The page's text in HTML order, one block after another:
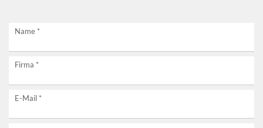
Jetzt
unverbindlich
anfragen!
Name *
Firma *
E-Mail *